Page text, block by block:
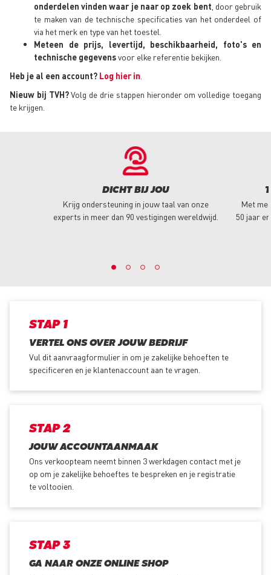
onderdelen vinden waar je naar op zoek bent , door gebruik
te maken van de technische specificaties van het onderdeel of
via het merk en type van het toestel.
Meteen de prijs, levertijd, beschikbaarheid, foto's en
technische gegevensvoor elke referentie bekijken.
Heb je al een account? Log hier in
Nieuw bij TVH?Volg de drie stappen hieronder om volledige toegang
te krijgen.
DICHT BIJ JOU
Krijg ondersteuning in jouw taal van onze
experts in meer dan 90 vestigingen wereldwijd.
Met
50 jaar
STAP 1
VERTEL ONS OVER JOUW BEDRIJF
Vul dit aanvraagformulier in om je zakelijke behoeften te
specificeren en je klantenaccount aan te vragen.
STAP 2
JOUW ACCOUNTAANMAAK
Ons verkoopteam neemt binnen 3 werkdagen contact met je
op om je zakelijke behoeftes te bespreken en je registratie
te voltooien.
STAP 3
GA NAAR ONZE ONLINE SHOP